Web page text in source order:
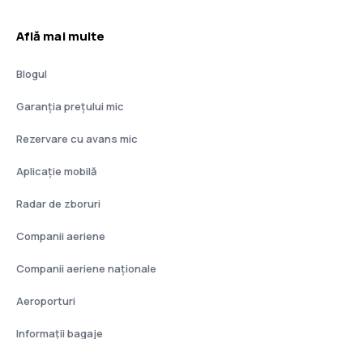
Află mai multe
Blogul
Garanția prețului mic
Rezervare cu avans mic
Aplicație mobilă
Radar de zboruri
Companii aeriene
Companii aeriene naţionale
Aeroporturi
Informații bagaje